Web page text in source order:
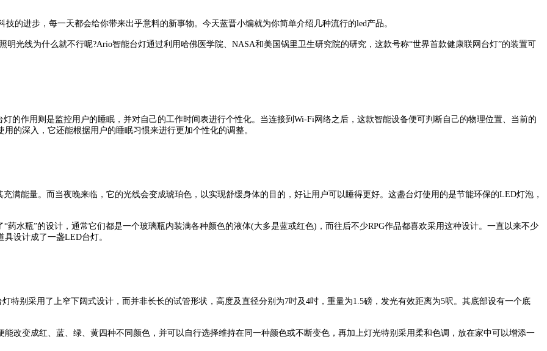
的进步，每一天都会给你带来出乎意料的新事物。今天蓝晋小编就为你简单介绍几种流行的led产品。
光线为什么就不行呢?Ario智能台灯通过利用哈佛医学院、NASA和美国锅里卫生研究院的研究，这款号称“世界首款健康联网台灯”的装置可
的作用则是监控用户的睡眠，并对自己的工作时间表进行个性化。当连接到Wi-Fi网络之后，这款智能设备便可判断自己的物理位置、当前的
的深入，它还能根据用户的睡眠习惯来进行更加个性化的调整。
能量。而当夜晚来临，它的光线会变成琥珀色，以实现舒缓身体的目的，好让用户可以睡得更好。这盏台灯使用的是节能环保的LED灯泡，
水瓶”的设计，通常它们都是一个玻璃瓶内装满各种颜色的液体(大多是蓝或红色)，而往后不少RPG作品都喜欢采用这种设计。一直以来不少
设计成了一盏LED台灯。
别采用了上窄下阔式设计，而并非长长的试管形状，高度及直径分别为7吋及4吋，重量为1.5磅，发光有效距离为5呎。其底部设有一个底
改变成红、蓝、绿、黄四种不同颜色，并可以自行选择维持在同一种颜色或不断变色，再加上灯光特别采用柔和色调，放在家中可以增添一